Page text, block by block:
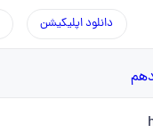
دانلود اپلیکیشن